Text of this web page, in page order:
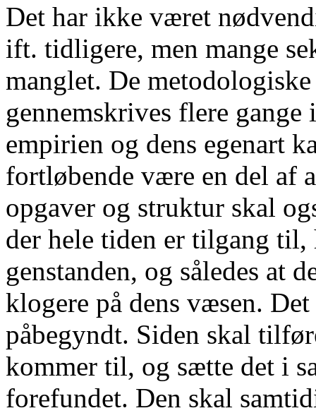
Det har ikke været
ift. tidligere, men mange
manglet. De
gennemskrives flere gange
empirien og dens egenart
fortløbende være en del af
opgaver og struktur skal
der hele tiden er tilgang
genstanden, og således at
klogere på dens væsen.
påbegyndt. Siden skal
kommer til, og sætte det i
forefundet. Den skal